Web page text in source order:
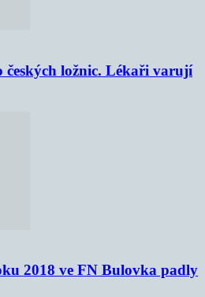
ložnic. Lékaři varují
2018 ve FN Bulovka padly